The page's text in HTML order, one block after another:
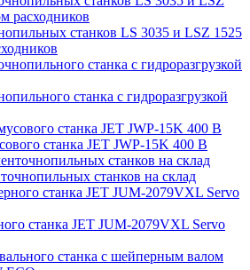
станков LS 3035 и LSZ 1525
станка c гидроразгрузкой
станка JET JWP-15K 400 В
станков на склад
станка JET JUM-2079VXL Servo